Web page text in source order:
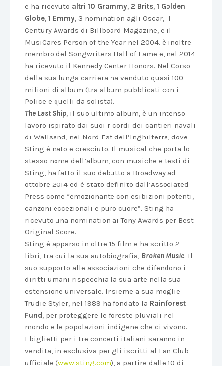
e ha ricevuto altri 10 Grammy, 2 Brits, 1 Golden
Globe, 1 Emmy, 3 nomination agli Oscar, il
Century Awards di Billboard Magazine, e il
MusiCares Person of the Year nel 2004. è inoltre
membro del Songwriters Hall of Fame e, nel 2014
ha ricevuto il Kennedy Center Honors. Nel Corso
della sua lunga carriera ha venduto quasi 100
milioni di album (tra album pubblicati con i
Police e quelli da solista).
The Last Ship, il suo ultimo album, è un intenso
lavoro ispirato dai suoi ricordi dei cantieri navali
di Wallsand, nel Nord Est dell’Inghilterra, dove
Sting è nato e cresciuto. Il musical che porta lo
stesso nome dell’album, con musiche e testi di
Sting, ha fatto il suo debutto a Broadway ad
ottobre 2014 ed è stato definito dall’Associated
Press come “emozionante con esibizioni potenti,
canzoni eccezionali e puro cuore”. Sting ha
ricevuto una nomination ai Tony Awards per Best
Original Score.
Sting è apparso in oltre 15 film e ha scritto 2
libri, tra cui la sua autobiografia, Broken Music. Il
suo supporto alle associazioni che difendono i
diritti umani rispecchia la sua arte nella sua
estensione universale. Insieme a sua moglie
Trudie Styler, nel 1989 ha fondato la Rainforest
Fund, per proteggere le foreste pluviali nel
mondo e le popolazioni indigene che ci vivono.
I biglietti per i tre concerti italiani saranno in
vendita, in esclusiva per gli iscritti al Fan Club
ufficiale (www.sting.com), a partire dalle 10 di